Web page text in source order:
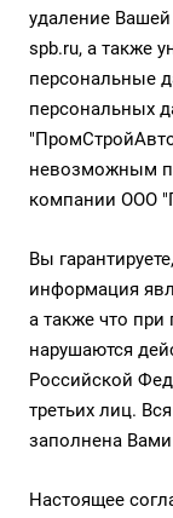
удаление Вашей
spb.ru, а также
персональные
персональных
невозможным
компании ООО
Вы
информация
а также что
нарушаются
Российской
третьих лиц.
заполнена
Настоящее